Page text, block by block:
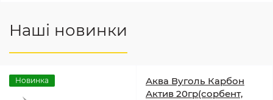
Наші новинки
Новинка
Аква Вуголь Карбон
Актив 20гр(сорбент,